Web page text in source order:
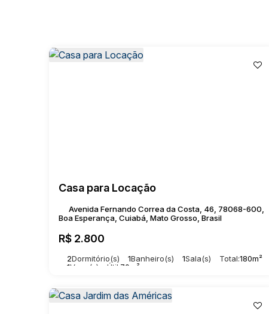
Casa para Locação
R$ 2.800
Avenida Fernando Correa da Costa, 46, 78068-600,
Boa Esperança, Cuiabá, Mato Grosso, Brasil
2Dormitório(s) 1Banheiro(s) 1Sala(s) Total:180m²
1Vaga(s) Útil: 70m²